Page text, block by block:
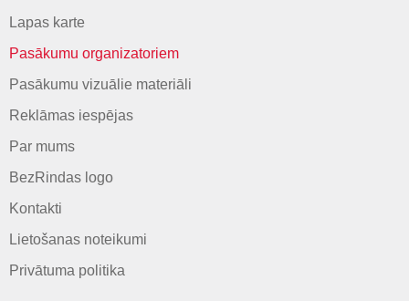
Lapas karte
Pasākumu organizatoriem
Pasākumu vizuālie materiāli
Reklāmas iespējas
Par mums
BezRindas logo
Kontakti
Lietošanas noteikumi
Privātuma politika